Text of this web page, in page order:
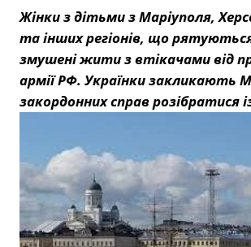
Жінки з дітьми з Маріуполя,
та інших регіонів, що рятуються
змушені жити з втікачами від
армії РФ. Українки закликають
закордонних справ розібратися